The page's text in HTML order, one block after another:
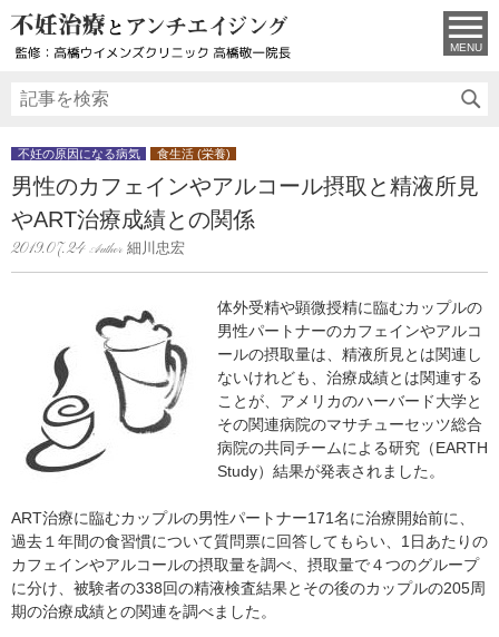
MENU
不妊の原因になる病気 食生活 (栄養)
男性のカフェインやアルコール摂取と精液所見
やART治療成績との関係
2019.07.24 細川忠宏
体外受精や顕微授精に臨むカップルの
男性パートナーのカフェインやアルコ
ールの摂取量は、精液所見とは関連し
ないけれども、治療成績とは関連する
ことが、アメリカのハーバード大学と
その関連病院のマサチューセッツ総合
病院の共同チームによる研究（EARTH
Study）結果が発表されました。
ART治療に臨むカップルの男性パートナー171名に治療開始前に、
過去１年間の食習慣について質問票に回答してもらい、1日あたりの
カフェインやアルコールの摂取量を調べ、摂取量で４つのグループ
に分け、被験者の338回の精液検査結果とその後のカップルの205周
期の治療成績との関連を調べました。